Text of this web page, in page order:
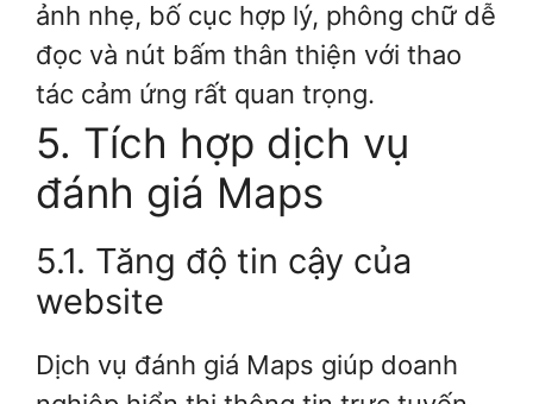
ảnh nhẹ, bố cục hợp lý, phông chữ dễ
đọc và nút bấm thân thiện với thao
tác cảm ứng rất quan trọng.
5. Tích hợp dịch vụ
đánh giá Maps
5.1. Tăng độ tin cậy của
website
Dịch vụ đánh giá Maps giúp doanh